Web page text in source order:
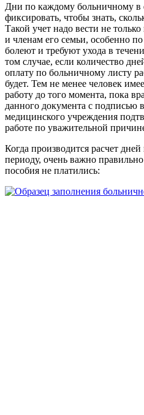
Дни по каждому больничному в
фиксировать, чтобы знать,
Такой учет надо вести не
и членам его семьи, особенно
болеют и требуют ухода в
том случае, если количество
оплату по больничному листу
будет. Тем не менее человек
работу до того момента, пока
данного документа с подписью
медицинского учреждения
работе по уважительной
Когда производится расчет
периоду, очень важно
пособия не платились: